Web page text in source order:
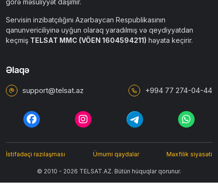
Servisin inzibatçılığını Azərbaycan Respublikasının
qanunvericiliyinə uyğun olaraq yaradılmış və qeydiyyatdan
keçmiş TELSAT MMC (VÖEN 1604594211) həyata keçirir.
Əlaqə
support@telsat.az +994 77 274-04-44
© 2010 - 2026 TELSAT.AZ. Bütün hüquqlar qorunur.
İstifadəçi razılaşması Ümumi qaydalar Məxfilik siyasəti